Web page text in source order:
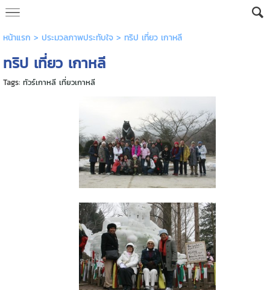
หน้าแรก > ประมวลภาพประทับใจ > ทริป เที่ยว เกาหลี
ทริป เที่ยว เกาหลี
Tags: ทัวร์เกาหลี เที่ยวเกาหลี